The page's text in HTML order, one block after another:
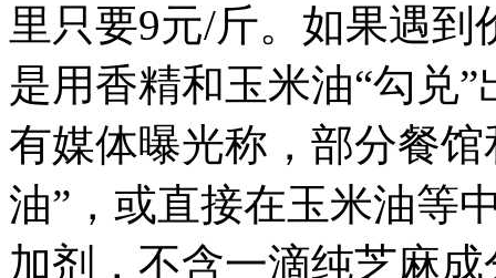
里只要9元/斤。如果遇
是用香精和玉米油“勾
有媒体曝光称，部分餐
油”，或直接在玉米油等
加剂，不含一滴纯芝麻